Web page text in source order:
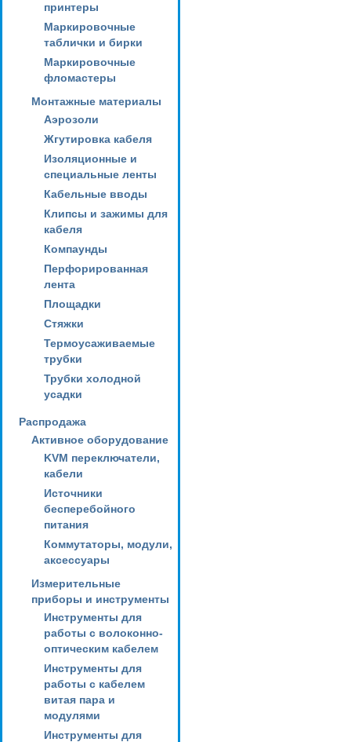
принтеры
Маркировочные
таблички и бирки
Маркировочные
фломастеры
Монтажные материалы
Аэрозоли
Жгутировка кабеля
Изоляционные и
специальные ленты
Кабельные вводы
Клипсы и зажимы для
кабеля
Компаунды
Перфорированная
лента
Площадки
Стяжки
Термоусаживаемые
трубки
Трубки холодной
усадки
Распродажа
Активное оборудование
KVM переключатели,
кабели
Источники
бесперебойного
питания
Коммутаторы, модули,
аксессуары
Измерительные
приборы и инструменты
Инструменты для
работы с волоконно-
оптическим кабелем
Инструменты для
работы с кабелем
витая пара и
модулями
Инструменты для